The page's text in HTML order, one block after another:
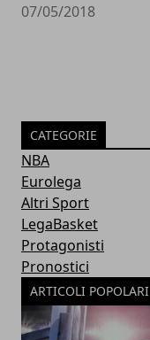
07/05/2018
CATEGORIE
NBA
Eurolega
Altri Sport
LegaBasket
Protagonisti
Pronostici
ARTICOLI POPOLARI